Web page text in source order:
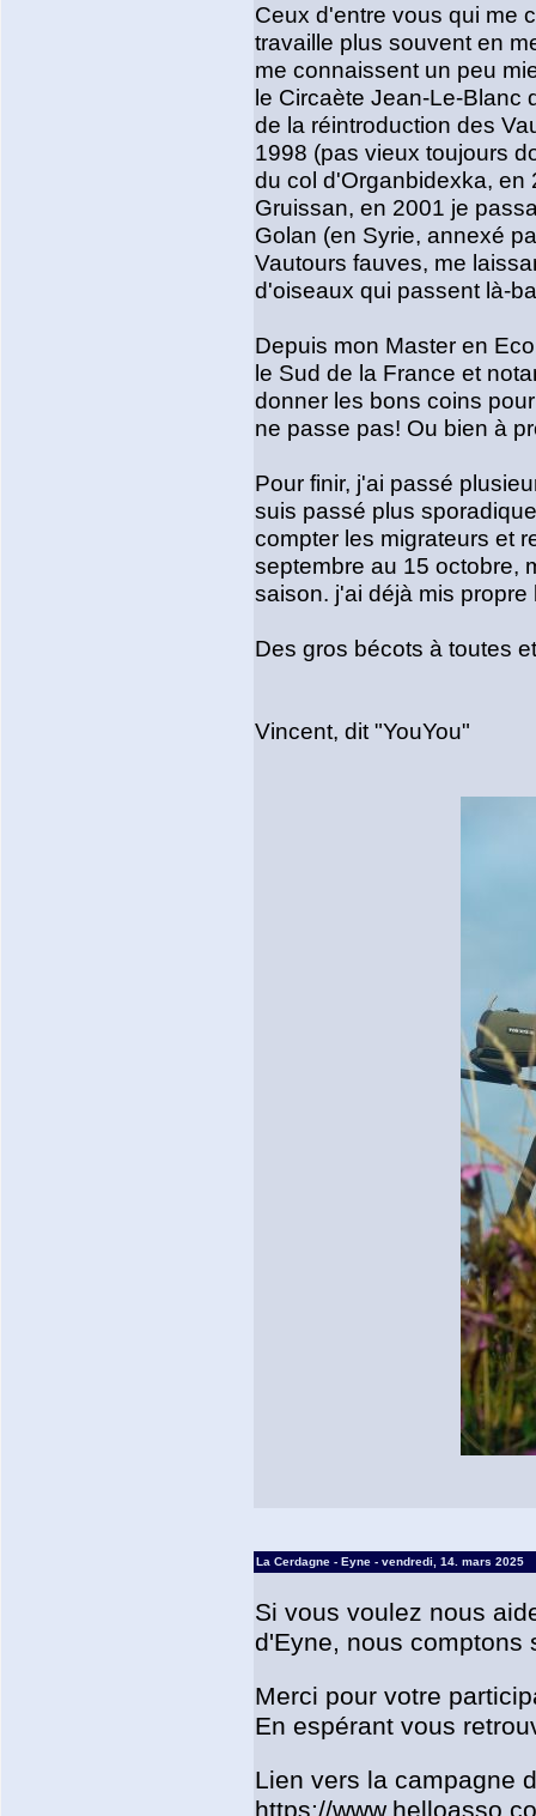
Ceux d'entre vous qui me
travaille plus souvent en
me connaissent un peu
le Circaète Jean-Le-Blanc
de la réintroduction des
1998 (pas vieux toujours
du col d'Organbidexka, en
Gruissan, en 2001 je
Golan (en Syrie, annexé
Vautours fauves, me
d'oiseaux qui passent là-
Depuis mon Master en
le Sud de la France et
donner les bons coins
ne passe pas! Ou bien à
Pour finir, j'ai passé
suis passé plus
compter les migrateurs et
septembre au 15 octobre,
saison. j'ai déjà mis
Des gros bécots à toutes
Vincent, dit "YouYou"
La Cerdagne - Eyne - vendredi, 14. mars 2025
Si vous voulez nous
d'Eyne, nous comptons
Merci pour votre
En espérant vous
Lien vers la campagne